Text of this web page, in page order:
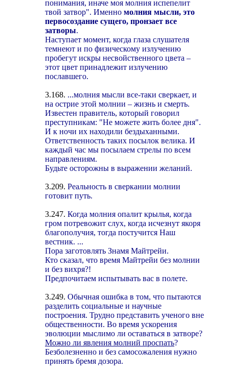
понимания, иначе моя молния испепелит
твой затвор". Именно молния мысли, это
первосоздание сущего, пронзает все
затворы.
Наступает момент, когда глаза слушателя
темнеют и по физическому излучению
пробегут искры несвойственного цвета –
этот цвет принадлежит излучению
пославшего.
3.168. ...молния мысли все-таки сверкает, и
на острие этой молнии – жизнь и смерть.
Известен правитель, который говорил
преступникам: "Не можете жить более дня".
И к ночи их находили бездыханными.
Ответственность таких посылок велика. И
каждый час мы посылаем стрелы по всем
направлениям.
Будьте осторожны в выражении желаний.
3.209. Реальность в сверкании молнии
готовит путь.
3.247. Когда молния опалит крылья, когда
гром потревожит слух, когда исчезнут якоря
благополучия, тогда постучится Наш
вестник. ...
Пора заготовлять Знамя Майтрейи.
Кто сказал, что время Майтрейи без молнии
и без вихря?!
Предпочитаем испытывать вас в полете.
3.249. Обычная ошибка в том, что пытаются
разделить социальные и научные
построения. Трудно представить ученого вне
общественности. Во время ускорения
эволюции мыслимо ли оставаться в затворе?
Можно ли явления молний проспать?
Безболезненно и без самосожаления нужно
принять бремя дозора.